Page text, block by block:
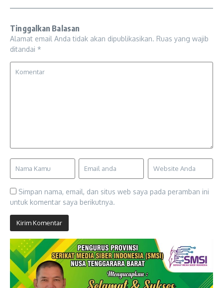
Tinggalkan Balasan
Alamat email Anda tidak akan dipublikasikan. Ruas yang wajib
ditandai *
Simpan nama, email, dan situs web saya pada peramban ini
untuk komentar saya berikutnya.